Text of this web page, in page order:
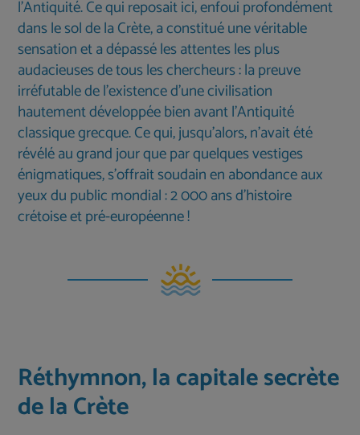
l’Antiquité. Ce qui reposait ici, enfoui profondément
dans le sol de la Crète, a constitué une véritable
sensation et a dépassé les attentes les plus
audacieuses de tous les chercheurs : la preuve
irréfutable de l’existence d’une civilisation
hautement développée bien avant l’Antiquité
classique grecque. Ce qui, jusqu’alors, n’avait été
révélé au grand jour que par quelques vestiges
énigmatiques, s’offrait soudain en abondance aux
yeux du public mondial : 2 000 ans d’histoire
crétoise et pré-européenne !
Réthymnon, la capitale secrète
de la Crète